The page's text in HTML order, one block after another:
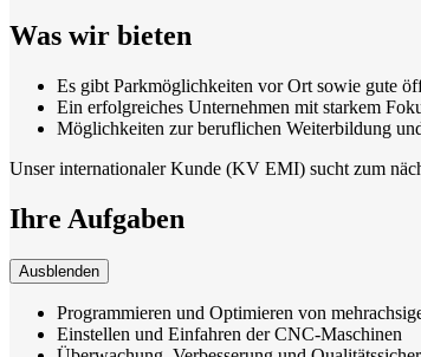
Was wir bieten
Es gibt Parkmöglichkeiten vor Ort sowie gute
Ein erfolgreiches Unternehmen mit starkem
Möglichkeiten zur beruflichen Weiterbildung
Unser internationaler Kunde (KV EMI) sucht zum
Ihre Aufgaben
Ausblenden
Programmieren und Optimieren von
Einstellen und Einfahren der CNC-Maschinen